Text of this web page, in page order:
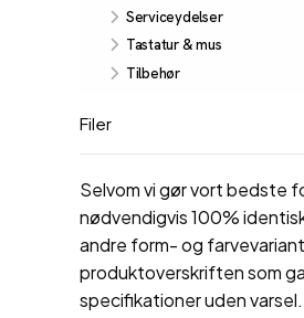
Serviceydelser
Tastatur & mus
Tilbehør
Filer
Selvom vi gør vort bedste
nødvendigvis 100%
andre form- og
produktoverskriften som
specifikationer uden varsel.